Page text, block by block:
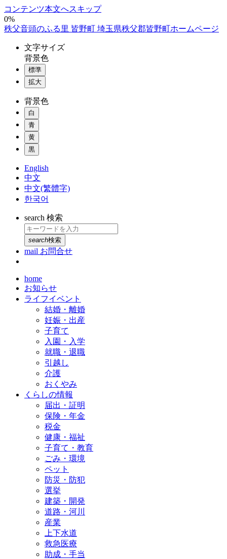
コンテンツ本文へスキップ
0%
秩父音頭のふる里 皆野町 埼玉県秩父郡皆野町ホームページ
文字サイズ
背景色
標準
拡大
背景色
白
青
黄
黒
English
中文
中文(繁體字)
한국어
search 検索
search検索
mail お問合せ
home
お知らせ
ライフイベント
結婚・離婚
妊娠・出産
子育て
入園・入学
就職・退職
引越し
介護
おくやみ
くらしの情報
届出・証明
保険・年金
税金
健康・福祉
子育て・教育
ごみ・環境
ペット
防災・防犯
選挙
建築・開発
道路・河川
産業
上下水道
救急医療
助成・手当